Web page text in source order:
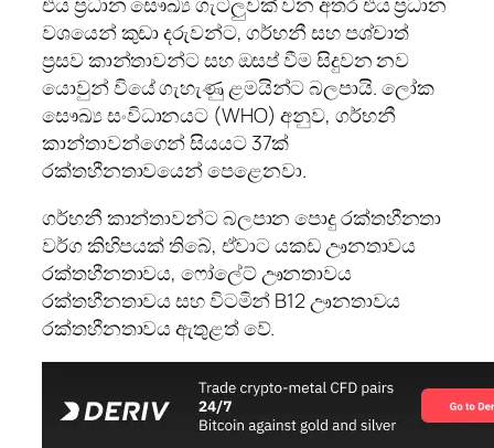
වශයෙන් කුඩා දරුවන්ට, ගර්භනී සහ පශ්චාත්
ප්‍රසව කාන්තාවන්ට සහ ඔසප් වීම සිදුවන නව
යොවුන් වියේ ගැහැණු ළමයින්ට බලපායි. ලෝක
සෞඛ්‍ය සංවිධානයට (WHO) අනුව, ගර්භනී
කාන්තාවන්ගෙන් සියයට 37ක්
රක්තහීනතාවයෙන් පෙළෙනවා.
ගර්භනී කාන්තාවන්ට බලපාන පොදු රක්තහීනතා
වර්ග කිහිපයක් තිබේ, ඒවාට යකඩ ඌනතාවය
රක්තහීනතාවය, ෆෝලේට් ඌනතාවය
රක්තහීනතාවය සහ විටමින් B12 ඌනතාවය
රක්තහීනතාවය ඇතුළත් වේ.